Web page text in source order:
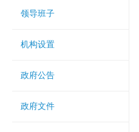
领导班子
机构设置
政府公告
政府文件